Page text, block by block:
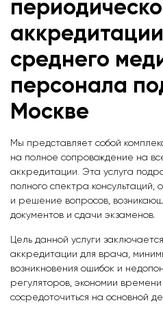
среднего
персонала
Москве
Мы представляет собой
на полное сопровождение на
аккредитации. Эта услуга
полного спектра
и решение вопросов,
документов и сдачи экзаменов.
Цель данной услуги
аккредитации для врача,
возникновения ошибок и
регуляторов, экономии
сосредоточиться на основной